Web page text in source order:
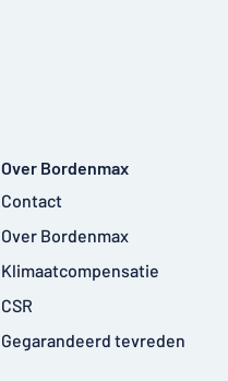
Over Bordenmax
Contact
Over Bordenmax
Klimaatcompensatie
CSR
Gegarandeerd tevreden